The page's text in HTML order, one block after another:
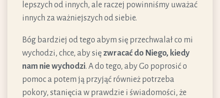
lepszych od innych, ale raczej powinniśmy uważać
innych za ważniejszych od siebie.
Bóg bardziej od tego abym się przechwalał co mi
wychodzi, chce, aby się zwracać do Niego, kiedy
nam nie wychodzi. A do tego, aby Go poprosić o
pomoc a potem ją przyjąć również potrzeba
pokory, stanięcia w prawdzie i świadomości, że